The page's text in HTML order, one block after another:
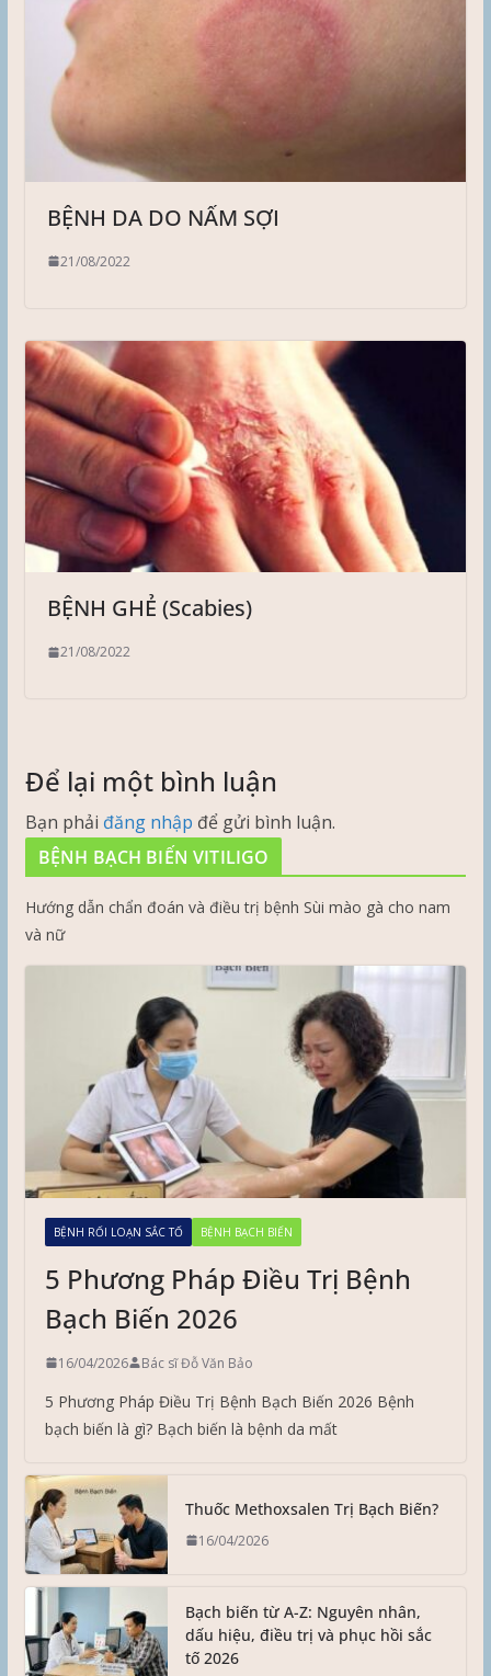
BỆNH DA DO NẤM SỢI
21/08/2022
BỆNH GHẺ (Scabies)
21/08/2022
Để lại một bình luận
Bạn phải đăng nhập để gửi bình luận.
BỆNH BẠCH BIẾN VITILIGO
Hướng dẫn chẩn đoán và điều trị bệnh Sùi mào gà cho nam
và nữ
BỆNH RỐI LOẠN SẮC TỐ BỆNH BẠCH BIẾN
5 Phương Pháp Điều Trị Bệnh
Bạch Biến 2026
16/04/2026 Bác sĩ Đỗ Văn Bảo
5 Phương Pháp Điều Trị Bệnh Bạch Biến 2026 Bệnh
bạch biến là gì? Bạch biến là bệnh da mất
Thuốc Methoxsalen Trị Bạch Biến?
16/04/2026
Bạch biến từ A-Z: Nguyên nhân,
dấu hiệu, điều trị và phục hồi sắc
tố 2026